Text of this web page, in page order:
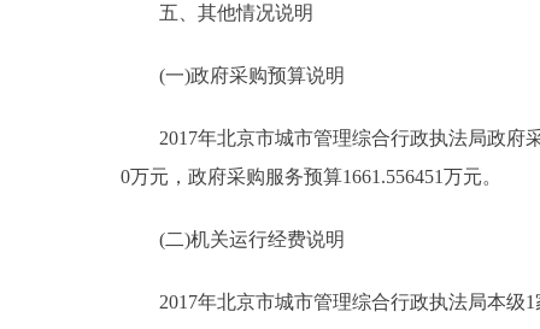
五、其他情况说明
(一)政府采购预算说明
2017年北京市城市管理综合行政执法局政府采
0万元，政府采购服务预算1661.556451万元。
(二)机关运行经费说明
2017年北京市城市管理综合行政执法局本级1